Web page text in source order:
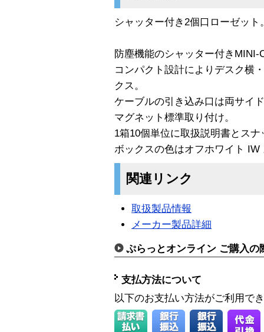
シャッター付き2個口ローゼット
防塵機能のシャッター付きMINI-
コンパクト設計によりデスク横
クス。
ケーブルの引き込み口は両サイ
マグネット標準取り付け。
1箱10個単位に取扱説明書とス
ボックスの色はオフホワイト IW
関連リンク
取扱製品情報
メーカー製品詳細
ぷらっとオンライン ご購入の
支払方法について
以下のお支払い方法がご利用で